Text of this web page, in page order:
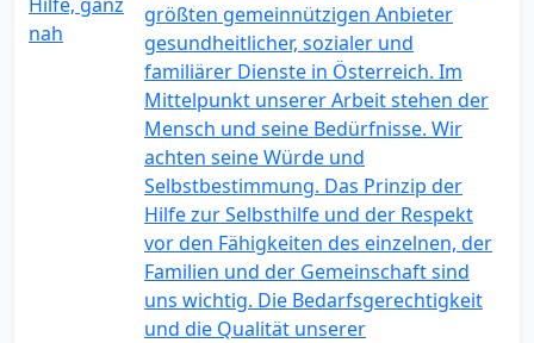
größten gemeinnützigen Anbieter
gesundheitlicher, sozialer und
familiärer Dienste in Österreich. Im
Mittelpunkt unserer Arbeit stehen der
Mensch und seine Bedürfnisse. Wir
achten seine Würde und
Selbstbestimmung. Das Prinzip der
Hilfe zur Selbsthilfe und der Respekt
vor den Fähigkeiten des einzelnen, der
Familien und der Gemeinschaft sind
uns wichtig. Die Bedarfsgerechtigkeit
und die Qualität unserer